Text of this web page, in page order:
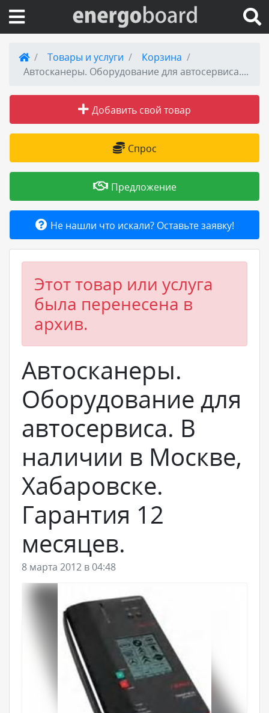
Вход на сайт
Публикации
Товары и услуги
Добавить товар или услугу
Товары и услуги
Корзина
Автосканеры. Оборудование для автосервиса. В наличии в Москве, Хабаровске. Гарантия 12 месяцев.
Добавить свой товар
Спрос
Предложение
Не нашли что искали? Оставьте заявку!
Этот товар или услуга
была перенесена в
архив.
Автосканеры.
Оборудование для
автосервиса. В
наличии в Москве,
Хабаровске.
Гарантия 12
месяцев.
8 марта 2012 в 04:48